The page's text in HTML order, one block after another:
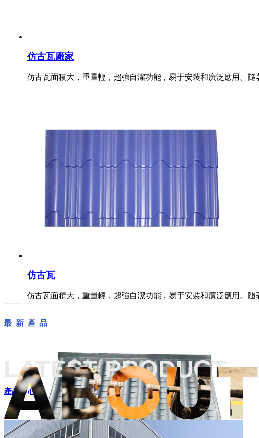
仿古瓦廠家
仿古瓦面積大，重量輕，超強自潔功能，易于安裝和廣泛應用。
仿古瓦
仿古瓦面積大，重量輕，超強自潔功能，易于安裝和廣泛應用。
最 新 產 品
LATEST PRODUCT
產品中心+